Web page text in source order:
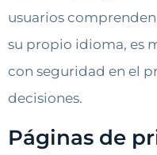
usuarios
su propio idioma, es
con seguridad en el
decisiones.
Páginas de